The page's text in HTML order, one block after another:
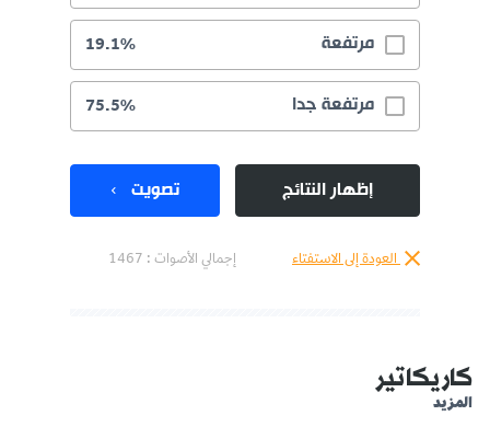
مرتفعة 19.1%
مرتفعة جدا 75.5%
إظهار النتائج تصويت
العودة إلى الاستفتاء إجمالي الأصوات : 1467
كاريكاتير
المزيد